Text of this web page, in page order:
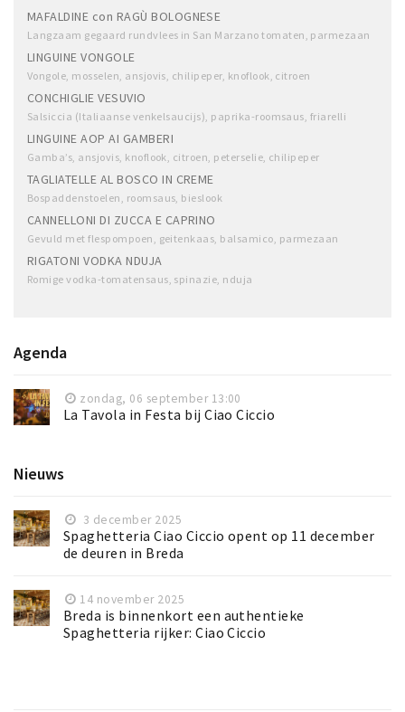
MAFALDINE con RAGÙ BOLOGNESE
Langzaam gegaard rundvlees in San Marzano tomaten, parmezaan
LINGUINE VONGOLE
Vongole, mosselen, ansjovis, chilipeper, knoflook, citroen
CONCHIGLIE VESUVIO
Salsiccia (Italiaanse venkelsaucijs), paprika-roomsaus, friarelli
LINGUINE AOP AI GAMBERI
Gamba’s, ansjovis, knoflook, citroen, peterselie, chilipeper
TAGLIATELLE AL BOSCO IN CREME
Bospaddenstoelen, roomsaus, bieslook
CANNELLONI DI ZUCCA E CAPRINO
Gevuld met flespompoen, geitenkaas, balsamico, parmezaan
RIGATONI VODKA NDUJA
Romige vodka-tomatensaus, spinazie, nduja
Agenda
zondag, 06 september 13:00
La Tavola in Festa bij Ciao Ciccio
Nieuws
3 december 2025
Spaghetteria Ciao Ciccio opent op 11 december
de deuren in Breda
14 november 2025
Breda is binnenkort een authentieke
Spaghetteria rijker: Ciao Ciccio